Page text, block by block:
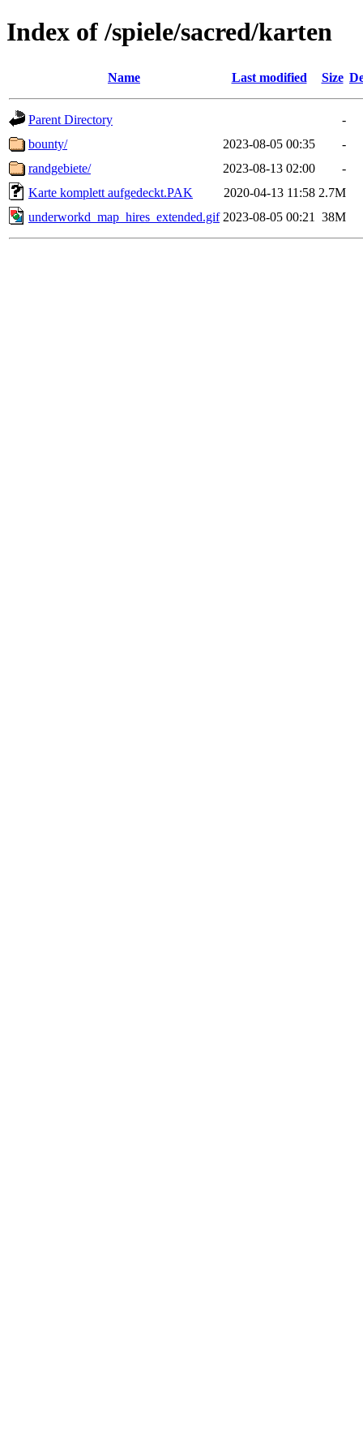
Index of /spiele/sacred/karten
Name Last modified Size
Parent Directory
-
bounty/
2023-08-05 00:35
-
randgebiete/
2023-08-13 02:00
-
Karte komplett aufgedeckt.PAK
2020-04-13 11:58 2.7M
underworkd_map_hires_extended.gif 2023-08-05 00:21 38M